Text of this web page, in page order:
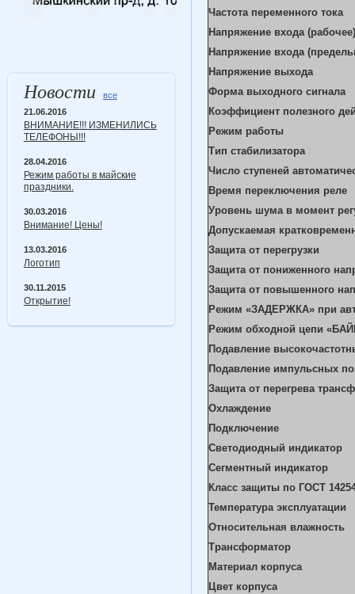
Новости
все
21.06.2016
ВНИМАНИЕ!!! ИЗМЕНИЛИСЬ
ТЕЛЕФОНЫ!!!
28.04.2016
Режим работы в майские
праздники.
30.03.2016
Внимание! Цены!
13.03.2016
Логотип
30.11.2015
Открытие!
Частота переменного тока
Напряжение входа (рабочее)
Напряжение входа
Напряжение выхода
Форма выходного сигнала
Коэффициент полезного
Режим работы
Тип стабилизатора
Число ступеней
Время переключения реле
Уровень шума в момент
Допускаемая
Защита от перегрузки
Защита от пониженного
Защита от повышенного
Режим «ЗАДЕРЖКА» при
Режим обходной цепи
Подавление
Подавление импульсных
Защита от перегрева
Охлаждение
Подключение
Светодиодный индикатор
Сегментный индикатор
Класс защиты по ГОСТ
Температура эксплуатации
Относительная влажность
Трансформатор
Материал корпуса
Цвет корпуса